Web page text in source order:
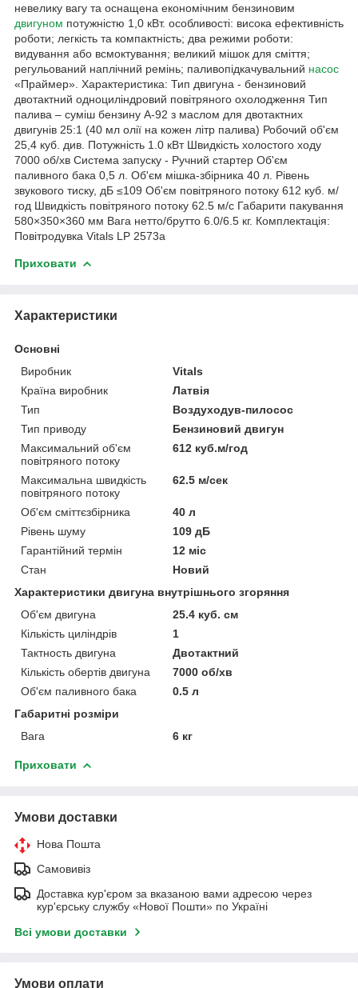
невелику вагу та оснащена економічним бензиновим
двигуном потужністю 1,0 кВт. особливості: висока ефективність
роботи; легкість та компактність; два режими роботи:
видування або всмоктування; великий мішок для сміття;
регульований наплічний ремінь; паливопідкачувальний насос
«Праймер». Характеристика: Тип двигуна - бензиновий
двотактний одноциліндровий повітряного охолодження Тип
палива – суміш бензину А-92 з маслом для двотактних
двигунів 25:1 (40 мл олії на кожен літр палива) Робочий об'єм
25,4 куб. див. Потужність 1.0 кВт Швидкість холостого ходу
7000 об/хв Система запуску - Ручний стартер Об'єм
паливного бака 0,5 л. Об'єм мішка-збірника 40 л. Рівень
звукового тиску, дБ ≤109 Об'єм повітряного потоку 612 куб. м/
год Швидкість повітряного потоку 62.5 м/с Габарити пакування
580×350×360 мм Вага нетто/брутто 6.0/6.5 кг. Комплектація:
Повітродувка Vitals LP 2573a
Приховати
Характеристики
Основні
Виробник
Vitals
Країна виробник
Латвія
Тип
Воздуходув-пилосос
Тип приводу
Бензиновий двигун
Максимальний об'єм
повітряного потоку
612 куб.м/год
Максимальна швидкість
повітряного потоку
62.5 м/сек
Об'єм сміттєзбірника
40 л
Рівень шуму
109 дБ
Гарантійний термін
12 міс
Стан
Новий
Характеристики двигуна внутрішнього згоряння
Об'єм двигуна
25.4 куб. см
Кількість циліндрів
1
Тактность двигуна
Двотактний
Кількість обертів двигуна
7000 об/хв
Об'єм паливного бака
0.5 л
Габаритні розміри
Вага
6 кг
Приховати
Умови доставки
Нова Пошта
Самовивіз
Доставка кур'єром за вказаною вами адресою через
кур'єрську службу «Нової Пошти» по Україні
Всі умови доставки
Умови оплати